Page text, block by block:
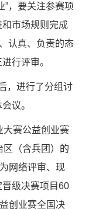
”，要关注参赛项
市场规则完成
认真、负责的态
行评审。
，进行了分组讨
议。
大赛公益创业赛
区（含兵团）的
网络评审、现
级决赛项目60
创业赛全国决